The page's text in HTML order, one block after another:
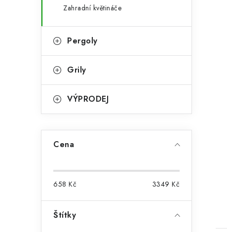
Zahradní květináče
Pergoly
Grily
VÝPRODEJ
Cena
658 Kč 3349 Kč
Štítky